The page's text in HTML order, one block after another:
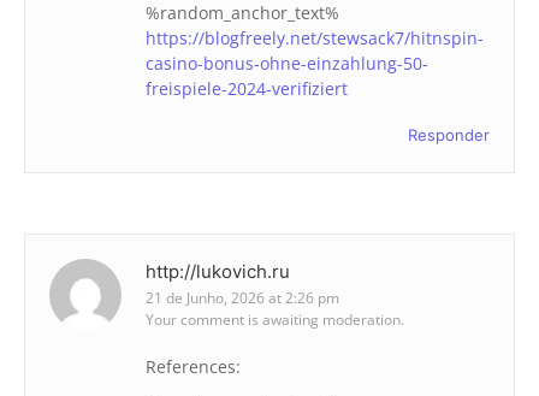
%random_anchor_text%
https://blogfreely.net/stewsack7/hitnspin-
casino-bonus-ohne-einzahlung-50-
freispiele-2024-verifiziert
Responder
http://lukovich.ru
21 de Junho, 2026 at 2:26 pm
Your comment is awaiting moderation.
References: